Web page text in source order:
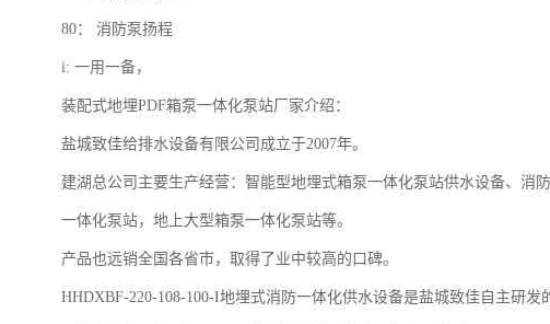
80： 消防泵扬程
i: 一用一备，
装配式地埋PDF箱泵一体化泵站厂家介绍：
盐城致佳给排水设备有限公司成立于2007年。
建湖总公司主要生产经营：智能型地埋式箱泵一体化泵站供水设备、消
一体化泵站，地上大型箱泵一体化泵站等。
产品也远销全国各省市，取得了业中较高的口碑。
HHDXBF-220-108-100-I地埋式消防一体化供水设备是盐城致佳自主研